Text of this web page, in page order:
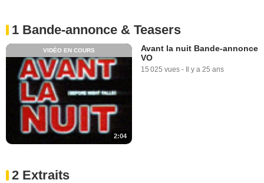
1 Bande-annonce & Teasers
2:04
VIDÉO EN COURS
Avant la nuit Bande-annonce
VO
15 025 vues - Il y a 25 ans
2 Extraits